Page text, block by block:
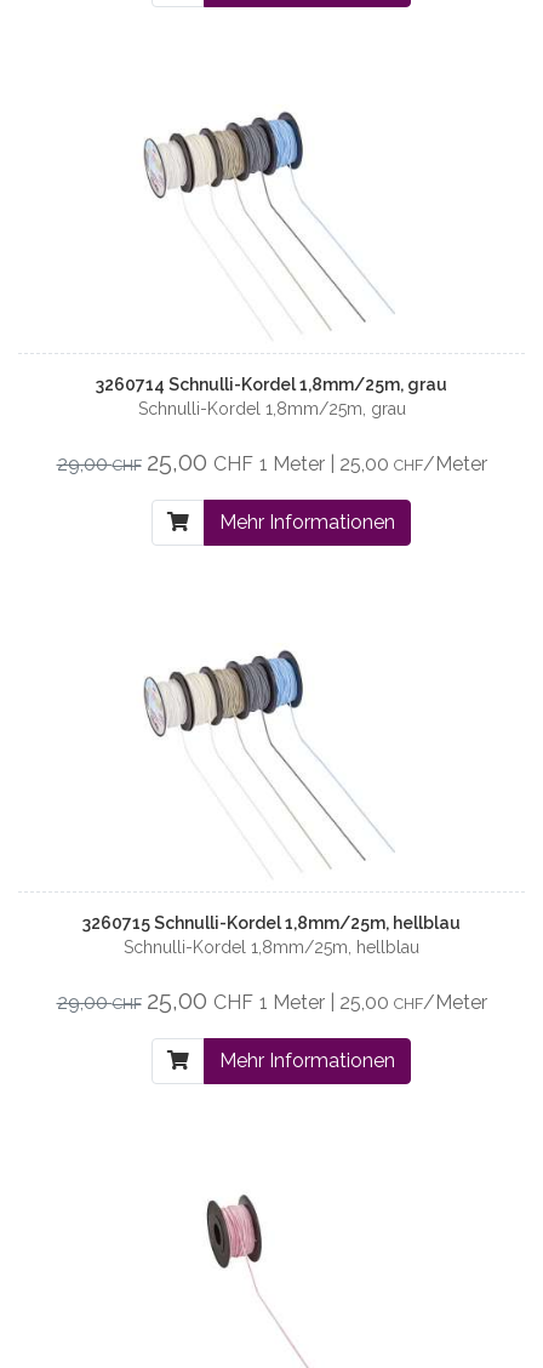
3260714 Schnulli-Kordel 1,8mm/25m, grau
Schnulli-Kordel 1,8mm/25m, grau
29,00CHF 25,00 CHF 1 Meter | 25,00 CHF/Meter
Mehr Informationen
3260715 Schnulli-Kordel 1,8mm/25m, hellblau
Schnulli-Kordel 1,8mm/25m, hellblau
29,00CHF 25,00 CHF 1 Meter | 25,00 CHF/Meter
Mehr Informationen